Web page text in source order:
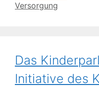
Versorgung
Das
Initiative des